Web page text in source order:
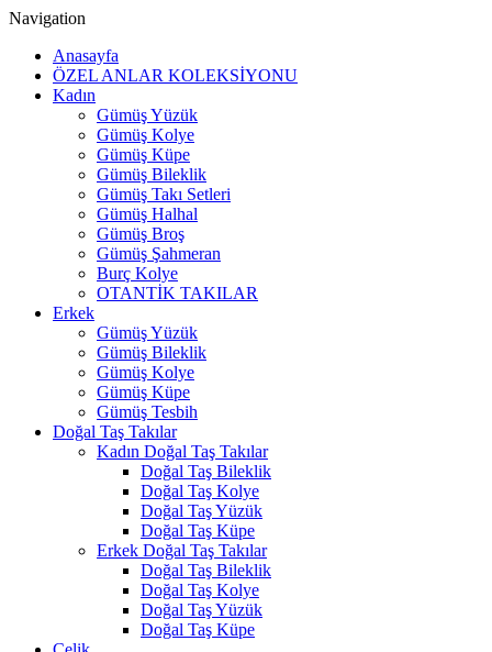
Navigation
Anasayfa
ÖZEL ANLAR KOLEKSİYONU
Kadın
Gümüş Yüzük
Gümüş Kolye
Gümüş Küpe
Gümüş Bileklik
Gümüş Takı Setleri
Gümüş Halhal
Gümüş Broş
Gümüş Şahmeran
Burç Kolye
OTANTİK TAKILAR
Erkek
Gümüş Yüzük
Gümüş Bileklik
Gümüş Kolye
Gümüş Küpe
Gümüş Tesbih
Doğal Taş Takılar
Kadın Doğal Taş Takılar
Doğal Taş Bileklik
Doğal Taş Kolye
Doğal Taş Yüzük
Doğal Taş Küpe
Erkek Doğal Taş Takılar
Doğal Taş Bileklik
Doğal Taş Kolye
Doğal Taş Yüzük
Doğal Taş Küpe